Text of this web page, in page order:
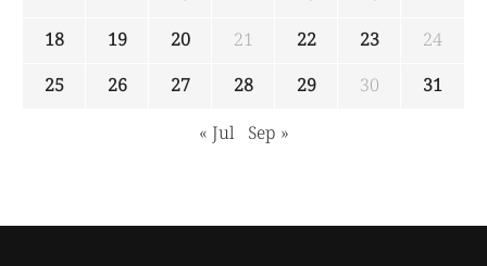
18
19 20 21 22 23
24
25
26 27 28 29 30
31
« Jul Sep »